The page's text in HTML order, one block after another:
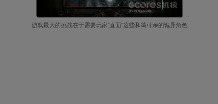
游戏最大的挑战在于需要玩家“直面”这些和蔼可亲的诡异角色